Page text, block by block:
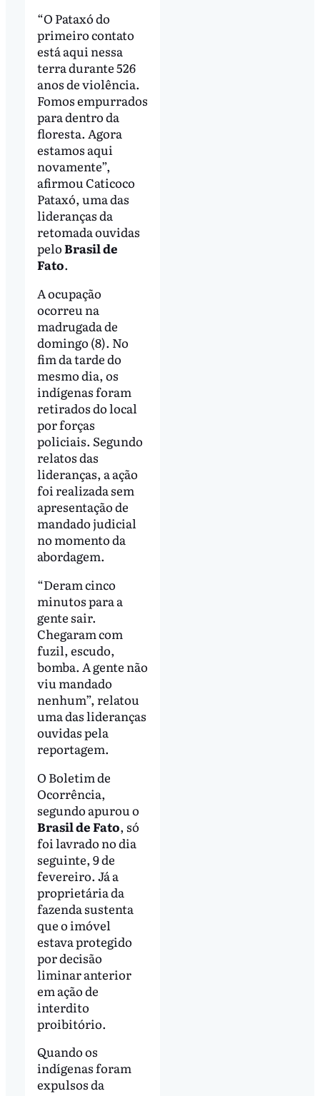
“O Pataxó do
primeiro contato
está aqui nessa
terra durante 526
anos de violência.
Fomos empurrados
para dentro da
floresta. Agora
estamos aqui
novamente”,
afirmou Caticoco
Pataxó, uma das
lideranças da
retomada ouvidas
peloBrasil de
Fato.
A ocupação
ocorreu na
madrugada de
domingo (8). No
fim da tarde do
mesmo dia, os
indígenas foram
retirados do local
por forças
policiais. Segundo
relatos das
lideranças, a ação
foi realizada sem
apresentação de
mandado judicial
no momento da
abordagem.
“Deram cinco
minutos para a
gente sair.
Chegaram com
fuzil, escudo,
bomba. A gente não
viu mandado
nenhum”, relatou
uma das lideranças
ouvidas pela
reportagem.
O Boletim de
Ocorrência,
segundo apurou o
Brasil de Fato, só
foi lavrado no dia
seguinte, 9 de
fevereiro. Já a
proprietária da
fazenda sustenta
que o imóvel
estava protegido
por decisão
liminar anterior
em ação de
interdito
proibitório.
Quando os
indígenas foram
expulsos da